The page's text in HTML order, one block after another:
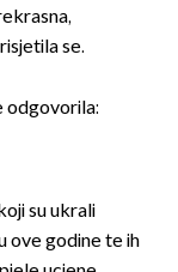
se.
odgovorila:
su ukrali
ove godine te ih